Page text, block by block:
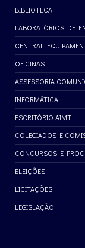
BIBLIOTECA
LABORATÓRIOS DE
CENTRAL
OFICINAS
ASSESSORIA
INFORMÁTICA
ESCRITÓRIO AIMT
COLEGIADOS E
CONCURSOS E
ELEIÇÕES
LICITAÇÕES
LEGISLAÇÃO